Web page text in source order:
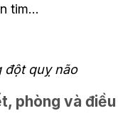
tim…
đột quỵ não
phòng và điều